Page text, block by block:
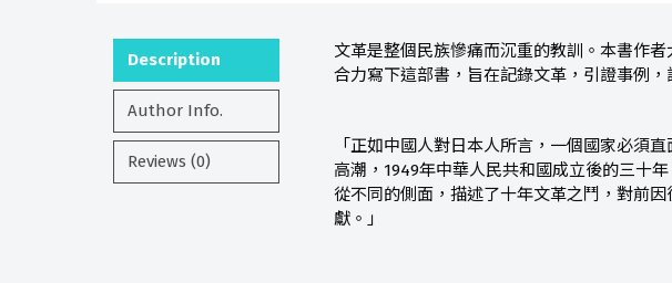
Description
Author Info.
Reviews (0)
文革是整個民族慘痛而沉重的教訓。本書作
合力寫下這部書，旨在記錄文革，引證事例
「正如中國人對日本人所言，一個國家必須
高潮，1949年中華人民共和國成立後的三十
從不同的側面，描述了十年文革之鬥，對前
獻。」